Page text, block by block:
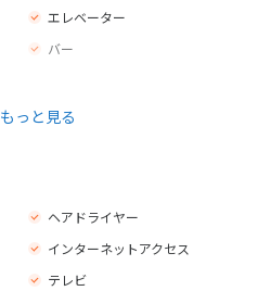
エレベーター
バー
もっと見る
ヘアドライヤー
インターネットアクセス
テレビ